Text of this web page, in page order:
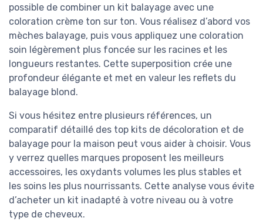
possible de combiner un kit balayage avec une
coloration crème ton sur ton. Vous réalisez d’abord vos
mèches balayage, puis vous appliquez une coloration
soin légèrement plus foncée sur les racines et les
longueurs restantes. Cette superposition crée une
profondeur élégante et met en valeur les reflets du
balayage blond.
Si vous hésitez entre plusieurs références, un
comparatif détaillé des top kits de décoloration et de
balayage pour la maison peut vous aider à choisir. Vous
y verrez quelles marques proposent les meilleurs
accessoires, les oxydants volumes les plus stables et
les soins les plus nourrissants. Cette analyse vous évite
d’acheter un kit inadapté à votre niveau ou à votre
type de cheveux.